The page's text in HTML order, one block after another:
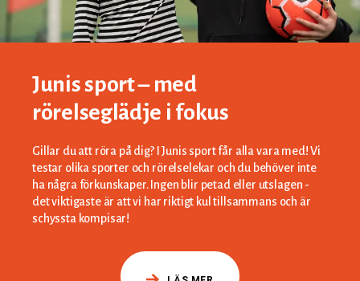
Junis sport – med
rörelseglädje i fokus
Gillar du att röra på dig? I Junis sport får alla vara med! Vi
testar olika sporter och rörelselekar och du behöver inte
ha några förkunskaper. Ingen blir petad eller utslagen -
det viktigaste är att vi har riktigt kul tillsammans och är
schyssta kompisar!